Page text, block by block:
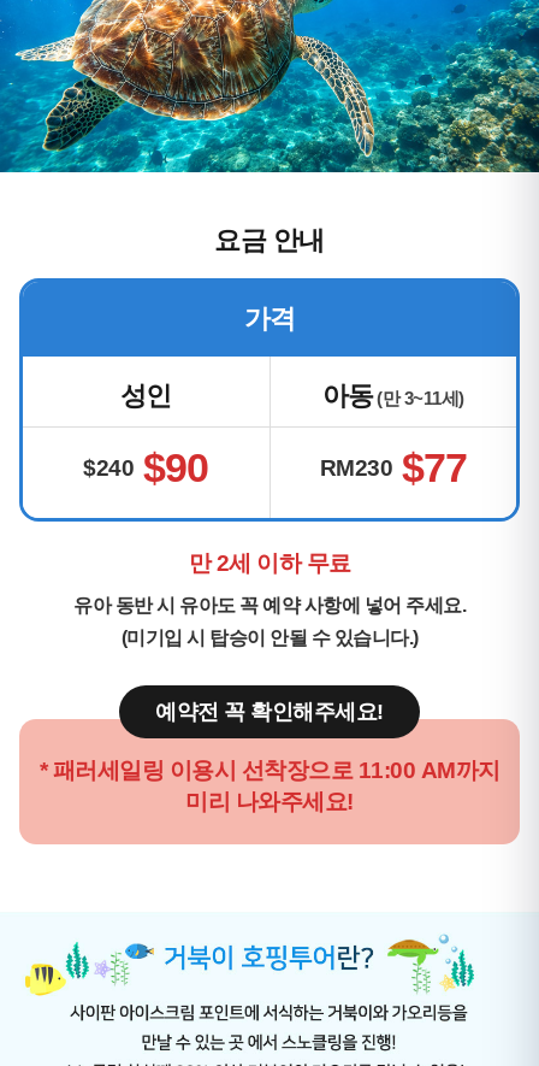
요금 안내
가격
성인 아동(만 3~11세)
$240 $90 RM230 $77
만 2세 이하 무료
유아 동반 시 유아도 꼭 예약 사항에 넣어 주세요.
(미기입 시 탑승이 안될 수 있습니다.)
예약전 꼭 확인해주세요!
* 패러세일링 이용시 선착장으로 11:00 AM까지
미리 나와주세요!